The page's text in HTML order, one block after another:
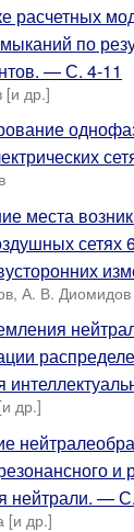
расчетных
по
— С. 4-11
[и др.]
места
сетях
А. В. Диомидов
др.]
и
нейтрали. —
[и др.]